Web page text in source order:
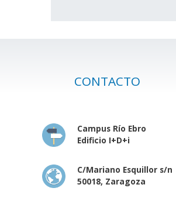
CONTACTO
Campus Río Ebro
Edificio I+D+i
C/Mariano Esquillor s/n
50018, Zaragoza